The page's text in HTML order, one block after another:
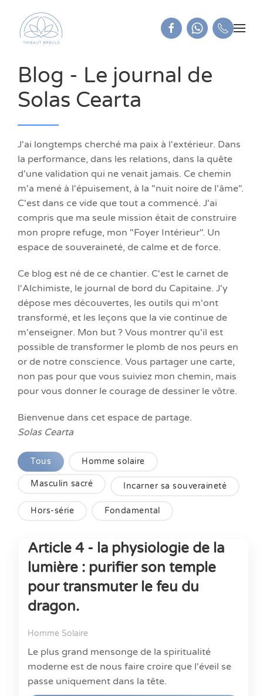
Blog - Le journal de
Solas Cearta
J'ai longtemps cherché ma paix à l'extérieur. Dans
la performance, dans les relations, dans la quête
d'une validation qui ne venait jamais. Ce chemin
m'a mené à l'épuisement, à la "nuit noire de l'âme".
C'est dans ce vide que tout a commencé. J'ai
compris que ma seule mission était de construire
mon propre refuge, mon "Foyer Intérieur". Un
espace de souveraineté, de calme et de force.
Ce blog est né de ce chantier. C'est le carnet de
l'Alchimiste, le journal de bord du Capitaine. J'y
dépose mes découvertes, les outils qui m'ont
transformé, et les leçons que la vie continue de
m'enseigner. Mon but ? Vous montrer qu'il est
possible de transformer le plomb de nos peurs en
or de notre conscience. Vous partager une carte,
non pas pour que vous suiviez mon chemin, mais
pour vous donner le courage de dessiner le vôtre.
Bienvenue dans cet espace de partage.
Solas Cearta
Tous Homme solaire
Masculin sacré Incarner sa souveraineté
Hors-série Fondamental
Article 4 - la physiologie de la
lumière : purifier son temple
pour transmuter le feu du
dragon.
Homme Solaire
Le plus grand mensonge de la spiritualité
moderne est de nous faire croire que l'éveil se
passe uniquement dans la tête.